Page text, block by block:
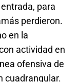
para
perdieron.
en la
actividad en
ofensiva de
cuadrangular.